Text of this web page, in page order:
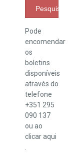
Pesquisar
Pode
encomendar
os
boletins
disponíveis
através do
telefone
+351 295
090 137
ou ao
clicaraqui